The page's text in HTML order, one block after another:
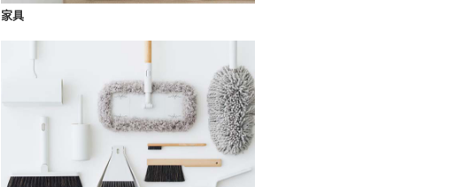
家具